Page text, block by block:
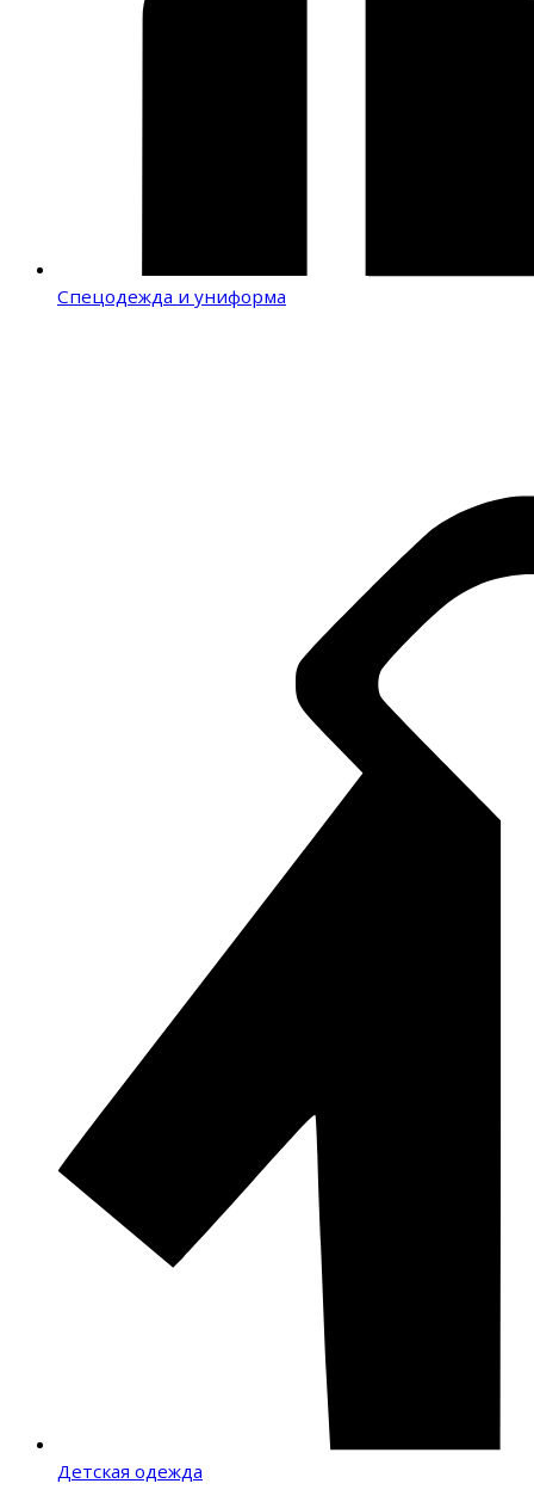
Спецодежда и униформа
Детская одежда